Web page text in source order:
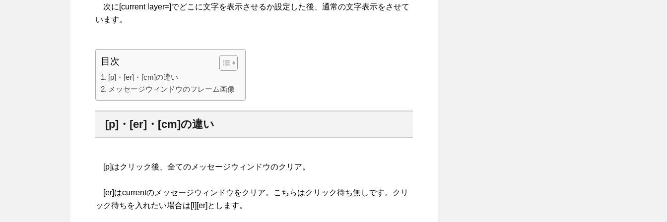
次に[current layer=]でどこに文字を表示させるか設定した後、通常の文字表示をさせて
います。
目次
[p]・[er]・[cm]の違い
メッセージウィンドウのフレーム画像
[p]・[er]・[cm]の違い
[p]はクリック後、全てのメッセージウィンドウのクリア。
[er]はcurrentのメッセージウィンドウをクリア。こちらはクリック待ち無しです。クリ
ック待ちを入れたい場合は[l][er]とします。